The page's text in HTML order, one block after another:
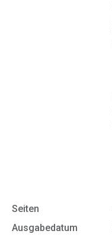
Seiten
Ausgabedatum